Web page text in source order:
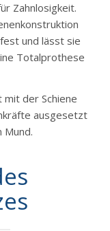
Zahnlosigkeit.
und lässt sie
Totalprothese
mit der Schiene
ausgesetzt
Mund.